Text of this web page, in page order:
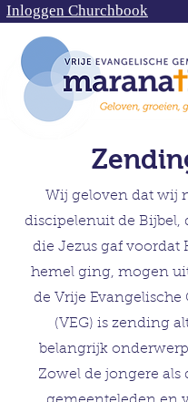
Inloggen Churchbook
Wij geloven dat wij
discipelenuit de Bijbel,
die Jezus gaf voordat
hemel ging, mogen
de Vrije Evangelische
(VEG) is zending
belangrijk
Zowel de jongere als